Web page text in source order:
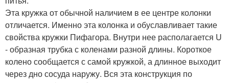
Эта кружка от обычной наличием в ее центре колонки
отличается. Именно эта колонка и обуславливает такие
свойства кружки Пифагора. Внутри нее располагается U
- образная трубка с коленами разной длины. Короткое
колено сообщается с самой кружкой, а длинное выходит
через дно сосуда наружу. Вся эта конструкция по